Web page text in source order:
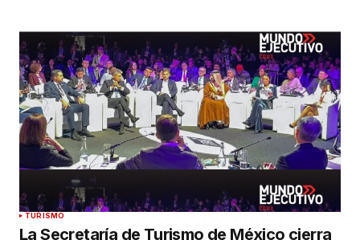
TURISMO
La Secretaría de Turismo de México cierra